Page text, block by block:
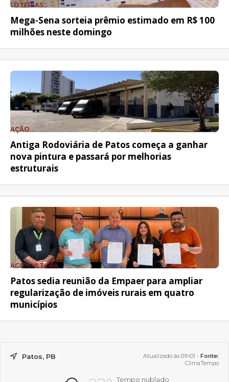
LOTERIAS
Mega-Sena sorteia prêmio estimado em R$ 100
milhões neste domingo
AÇÃO
Antiga Rodoviária de Patos começa a ganhar
nova pintura e passará por melhorias
estruturais
AGRICULTURA
Patos sedia reunião da Empaer para ampliar
regularização de imóveis rurais em quatro
municípios
Patos, PB Atualizado às 01h01 - Fonte:
ClimaTempo
Tempo nublado